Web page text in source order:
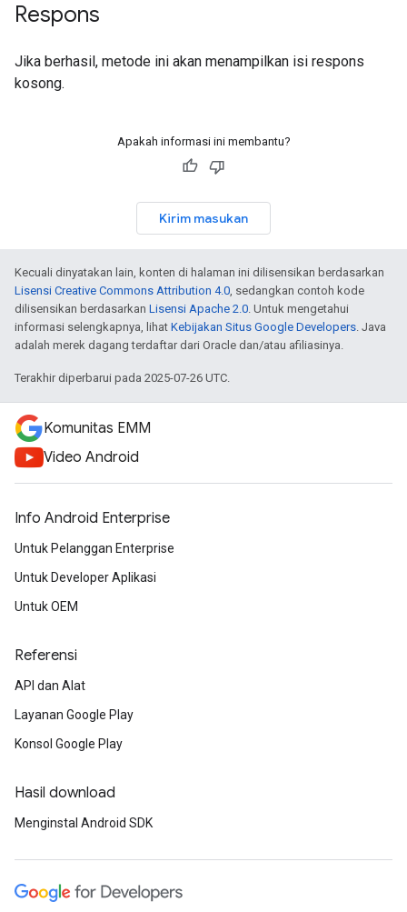
Respons
Jika berhasil, metode ini akan menampilkan isi respons
kosong.
Apakah informasi ini membantu?
Kirim masukan
Kecuali dinyatakan lain, konten di halaman ini dilisensikan berdasarkan
Lisensi Creative Commons Attribution 4.0, sedangkan contoh kode
dilisensikan berdasarkan Lisensi Apache 2.0. Untuk mengetahui
informasi selengkapnya, lihat Kebijakan Situs Google Developers. Java
adalah merek dagang terdaftar dari Oracle dan/atau afiliasinya.
Terakhir diperbarui pada 2025-07-26 UTC.
Komunitas EMM
Video Android
Info Android Enterprise
Untuk Pelanggan Enterprise
Untuk Developer Aplikasi
Untuk OEM
Referensi
API dan Alat
Layanan Google Play
Konsol Google Play
Hasil download
Menginstal Android SDK